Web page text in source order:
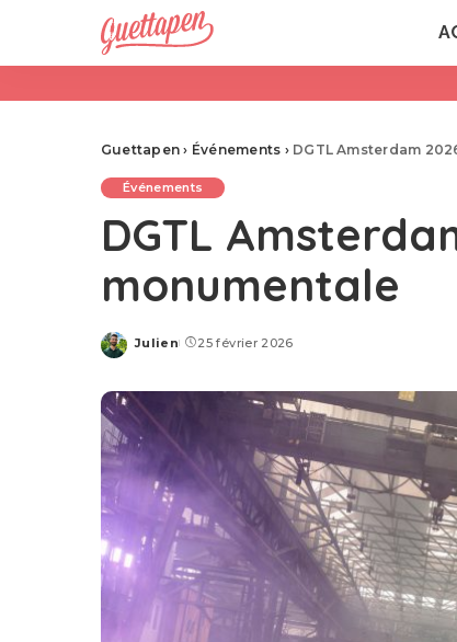
Guettapen › Événements › DGTL Amsterdam
Événements
DGTL
monumentale
Posted
Julien 25 février 2026